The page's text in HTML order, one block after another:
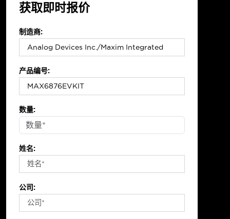
获取即时报价
制造商:
产品编号:
数量:
姓名:
公司: